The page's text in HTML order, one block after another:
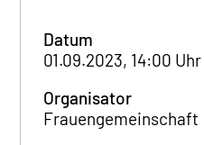
Datum
01.09.2023, 14:00 Uhr
Organisator
Frauengemeinschaft